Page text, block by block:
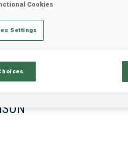
Cookies
Settings